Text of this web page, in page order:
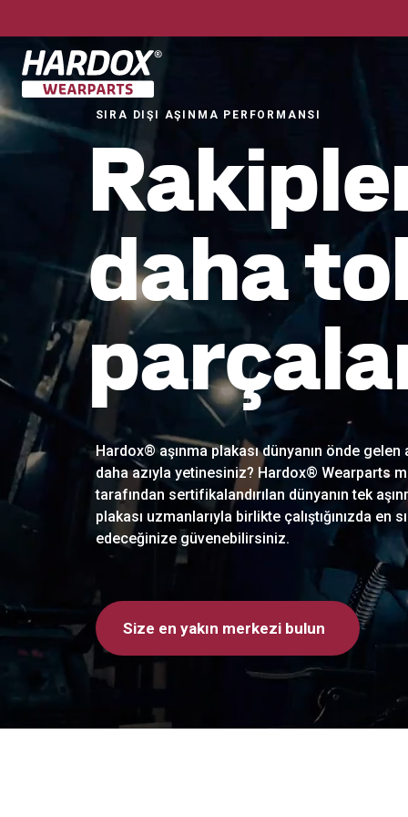
Başlangıç sayfasına gitSIRA DIŞI AŞINMA PERFORMANSI
daha
Hardox® aşınma plakası dünyanın önde gelen
daha azıyla yetinesiniz? Hardox® Wearparts
tarafından sertifikalandırılan dünyanın tek
plakası uzmanlarıyla birlikte çalıştığınızda
edeceğinize güvenebilirsiniz.
Size en yakın merkezi bulun